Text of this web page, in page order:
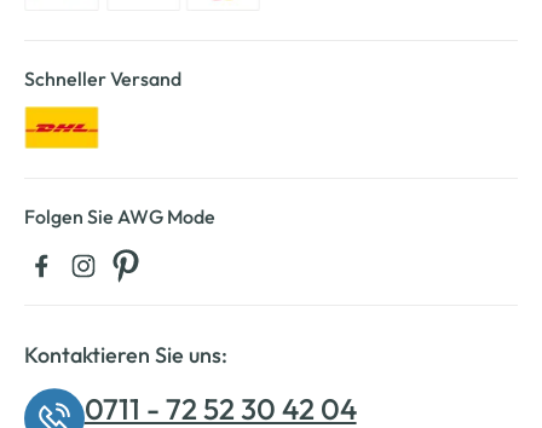
Schneller Versand
Folgen Sie AWG Mode
Kontaktieren Sie uns:
0711 - 72 52 30 42 04